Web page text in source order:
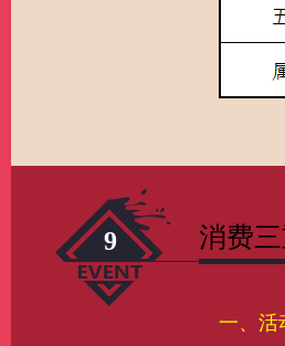
9 消费
一、活